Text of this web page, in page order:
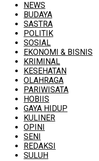
NEWS
BUDAYA
SASTRA
POLITIK
SOSIAL
EKONOMI & BISNIS
KRIMINAL
KESEHATAN
OLAHRAGA
PARIWISATA
HOBIIS
GAYA HIDUP
KULINER
OPINI
SENI
REDAKSI
SULUH